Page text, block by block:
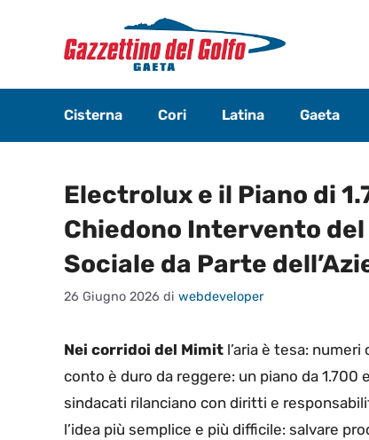
contenuto
Cisterna Cori Latina Gaeta
Electrolux e il Piano di
Chiedono Intervento
Sociale da Parte
26 Giugno 2026 di webdeveloper
Nei corridoi del Mimit l’aria è tesa:
conto è duro da reggere: un piano da 1.700
sindacati rilanciano con diritti e
l’idea più semplice e più difficile: salvare